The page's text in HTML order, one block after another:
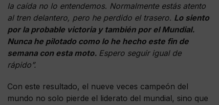
la caída no lo entendemos. Normalmente estás atento
al tren delantero, pero he perdido el trasero. Lo siento
por la probable victoria y también por el Mundial.
Nunca he pilotado como lo he hecho este fin de
semana con esta moto. Espero seguir igual de
rápido”.
Con este resultado, el nueve veces campeón del
mundo no solo pierde el liderato del mundial, sino que